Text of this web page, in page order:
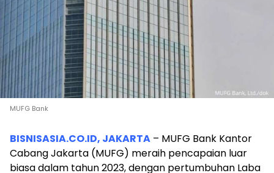
MUFG Bank
BISNISASIA.CO.ID, JAKARTA – MUFG Bank Kantor
Cabang Jakarta (MUFG) meraih pencapaian luar
biasa dalam tahun 2023, dengan pertumbuhan Laba